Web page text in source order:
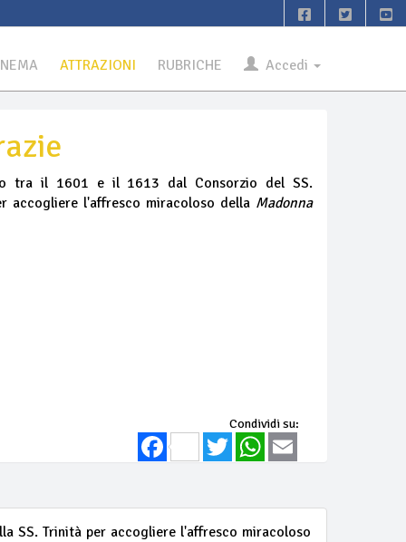
ATTRAZIONI RUBRICHE Accedi
tra il 1601 e il 1613 dal Consorzio del SS.
accogliere l'affresco miracoloso della Madonna
Condividi su:
FacebookTwitter WhatsApp
SS. Trinità per accogliere l'affresco miracoloso